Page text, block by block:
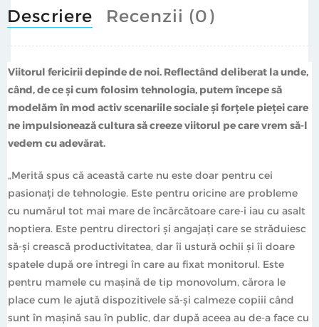
pământ și echilibrați în era digitală”.
Despre autor
Amy Blankson a devenit unul dintre principalii experți
din lume cu privire la conexiunea dintre psihologia
pozitivă și tehnologie. E singura persoană care a fost
(președintele George H.W. Bush și președintele Bill
Clinton) pentru că a creat o mișcare de activare a
schimbării culturii pozitive. O vorbitoare și o
consultantă foarte căutată, Amy a lucrat cu organizații
precum Google, NASA, armata SUA sau Fundația XPRIZE
pentru a ajuta la promovarea unui sentiment de
bunăstare în Era Digitală. Amy a absolvit Universitatea
Harvard și deține un MBA la Școala de Management de
la Yale.
Descriere Recenzii (0)
Viitorul fericirii depinde de noi. Reflectând deliberat la unde,
când, de ce și cum folosim tehnologia, putem începe să
modelăm în mod activ scenariile sociale și forțele pieței care
ne impulsionează cultura să creeze viitorul pe care vrem să‑l
vedem cu adevărat.
„Merită spus că această carte nu este doar pentru cei
pasionați de tehnologie. Este pentru oricine are probleme
cu numărul tot mai mare de încărcătoare care‑i iau cu asalt
noptiera. Este pentru directori și angajați care se străduiesc
să‑și crească productivitatea, dar îi ustură ochii și îi doare
spatele după ore întregi în care au fixat monitorul. Este
pentru mamele cu mașină de tip monovolum, cărora le
place cum le ajută dispozitivele să‑și calmeze copiii când
sunt în mașină sau în public, dar după aceea au de‑a face cu